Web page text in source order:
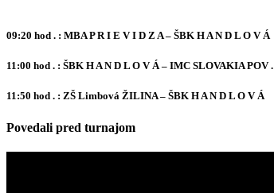
09:20 hod . : MBA P R I E V I D Z A – ŠBK H A N D L O V Á
11:00 hod . : ŠBK H A N D L O V Á – IMC SLOVAKIA POV
11:50 hod . : ZŠ Limbová ŽILINA – ŠBK H A N D L O V Á
Povedali pred turnajom